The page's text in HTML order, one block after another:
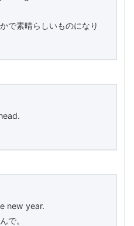
で素晴らしいものになり
new year.
で。